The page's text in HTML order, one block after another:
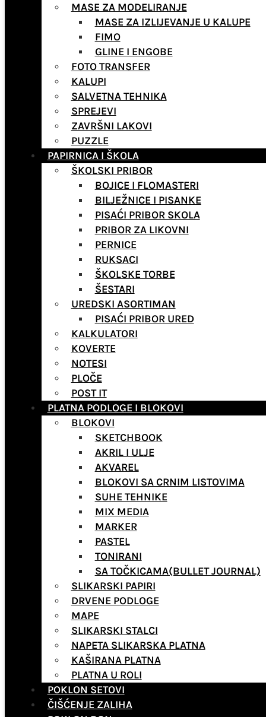
MASE ZA MODELIRANJE
MASE ZA IZLIJEVANJE U KALUPE
FIMO
GLINE I ENGOBE
FOTO TRANSFER
KALUPI
SALVETNA TEHNIKA
SPREJEVI
ZAVRŠNI LAKOVI
PUZZLE
PAPIRNICA I ŠKOLA
ŠKOLSKI PRIBOR
BOJICE I FLOMASTERI
BILJEŽNICE I PISANKE
PISAĆI PRIBOR SKOLA
PRIBOR ZA LIKOVNI
PERNICE
RUKSACI
ŠKOLSKE TORBE
ŠESTARI
UREDSKI ASORTIMAN
PISAĆI PRIBOR URED
KALKULATORI
KOVERTE
NOTESI
PLOČE
POST IT
PLATNA PODLOGE I BLOKOVI
BLOKOVI
SKETCHBOOK
AKRIL I ULJE
AKVAREL
BLOKOVI SA CRNIM LISTOVIMA
SUHE TEHNIKE
MIX MEDIA
MARKER
PASTEL
TONIRANI
SA TOČKICAMA(BULLET JOURNAL)
SLIKARSKI PAPIRI
DRVENE PODLOGE
MAPE
SLIKARSKI STALCI
NAPETA SLIKARSKA PLATNA
KAŠIRANA PLATNA
PLATNA U ROLI
POKLON SETOVI
ČIŠĆENJE ZALIHA